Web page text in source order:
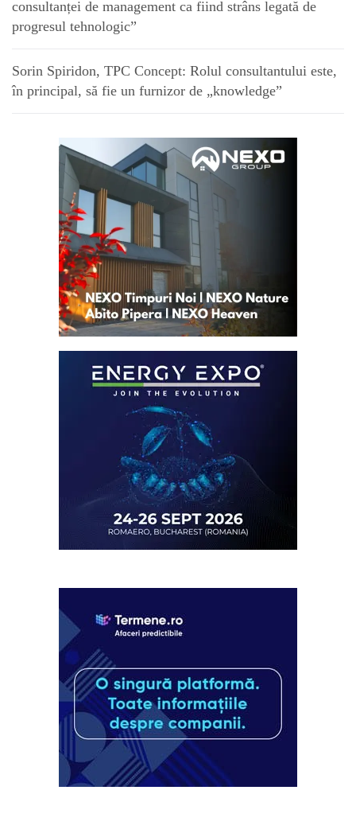
consultanței de management ca fiind strâns legată de
progresul tehnologic”
Sorin Spiridon, TPC Concept: Rolul consultantului este,
în principal, să fie un furnizor de „knowledge”